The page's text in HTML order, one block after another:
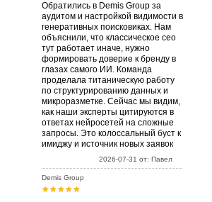
Обратились в Demis Group за
аудитом и настройкой видимости в
генеративных поисковиках. Нам
объяснили, что классическое сео
тут работает иначе, нужно
формировать доверие к бренду в
глазах самого ИИ. Команда
проделала титаническую работу
по структурированию данных и
микроразметке. Сейчас мы видим,
как наши эксперты цитируются в
ответах нейросетей на сложные
запросы. Это колоссальный буст к
имиджу и источник новых заявок
2026-07-31 от: Павел
Demis Group